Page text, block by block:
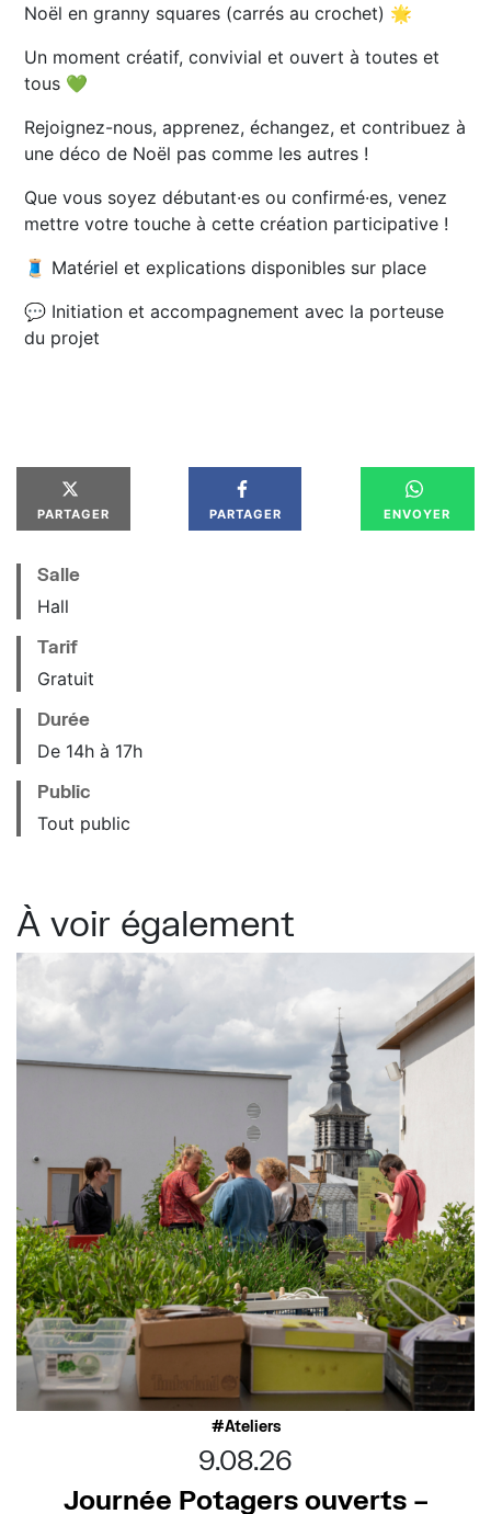
Noël en granny squares (carrés au crochet) 🌟
Un moment créatif, convivial et ouvert à toutes et
tous 💚
Rejoignez-nous, apprenez, échangez, et contribuez à
une déco de Noël pas comme les autres !
Que vous soyez débutant·es ou confirmé·es, venez
mettre votre touche à cette création participative !
🧵 Matériel et explications disponibles sur place
💬 Initiation et accompagnement avec la porteuse
du projet
PARTAGER PARTAGER ENVOYER
Salle
Hall
Tarif
Gratuit
Durée
De 14h à 17h
Public
Tout public
À voir également
Ateliers
9.08.26
Journée Potagers ouverts –